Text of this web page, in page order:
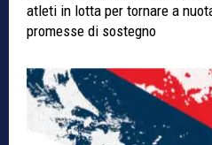
atleti in lotta per tornare a
promesse di sostegno